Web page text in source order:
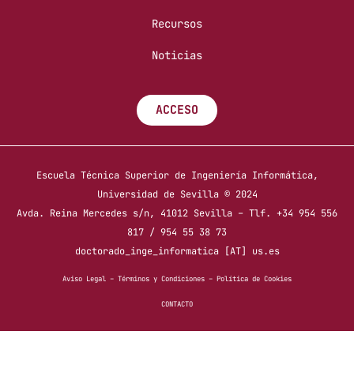
Recursos
Noticias
ACCESO
Escuela Técnica Superior de Ingeniería Informática,
Universidad de Sevilla © 2024
Avda. Reina Mercedes s/n, 41012 Sevilla – Tlf. +34 954 556
817 / 954 55 38 73
doctorado_inge_informatica [AT] us.es
Aviso Legal – Términos y Condiciones – Política de Cookies
CONTACTO